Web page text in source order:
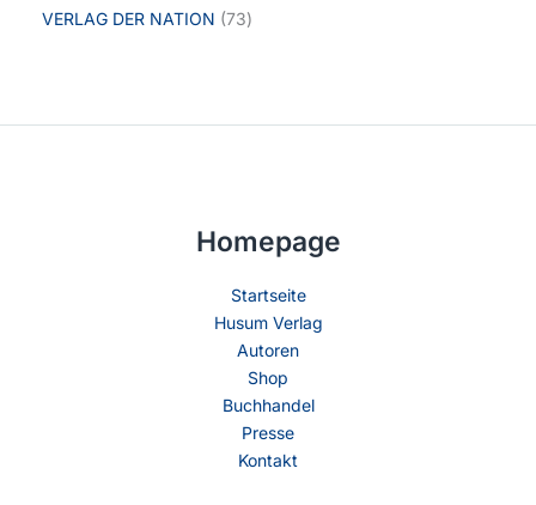
VERLAG DER NATION 73
Homepage
Startseite
Husum Verlag
Autoren
Shop
Buchhandel
Presse
Kontakt